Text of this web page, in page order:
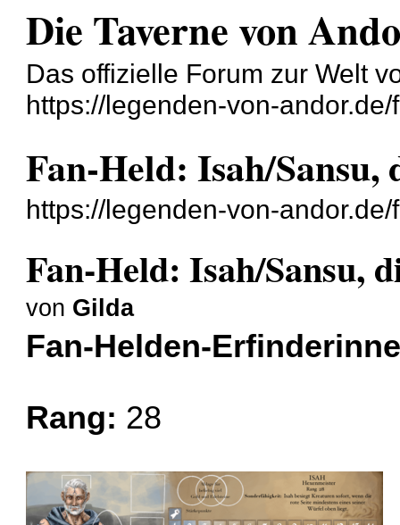
Die Taverne von
Das offizielle Forum zur Welt
https://legenden-von-andor.de/
Fan-Held: Isah/Sansu,
https://legenden-von-
Fan-Held: Isah/Sansu,
von Gilda
Fan-Helden-
Rang: 28